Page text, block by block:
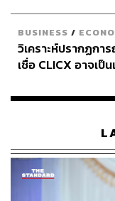
BUSINESS /
วิเคราะห์ปรากฏก
เชื่อ CLICX อาจเป็
เรือนไทยที่ถูกซุกไว้